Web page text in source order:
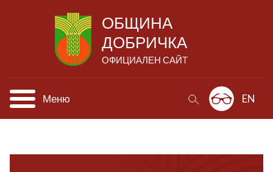
ОБЩИНА
ДОБРИЧКА
ОФИЦИАЛЕН САЙТ
Меню EN